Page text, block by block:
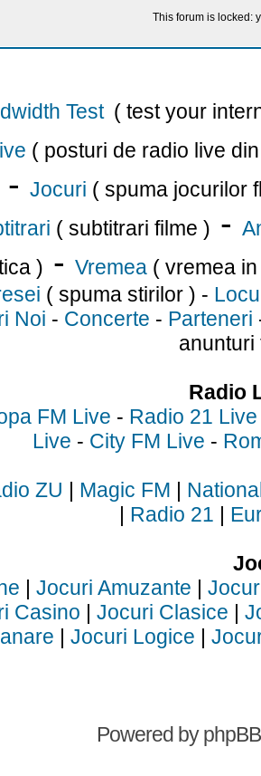
This forum is locked:
Test ( test your
( posturi de radio live
- Jocuri ( spuma jocurilor
( subtitrari filme ) -
) - Vremea ( vremea
( spuma stirilor ) -
Noi - Concerte - Parteneri
anunturi
Radio
FM Live - Radio 21 Live
Live - City FM Live -
ZU | Magic FM |
| Radio 21 |
| Jocuri Amuzante |
Casino | Jocuri Clasice |
| Jocuri Logice |
Powered byphpBB